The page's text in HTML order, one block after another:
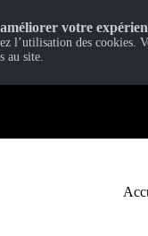
votre
l’utilisation des
au site.